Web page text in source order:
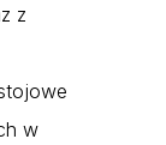
z
w